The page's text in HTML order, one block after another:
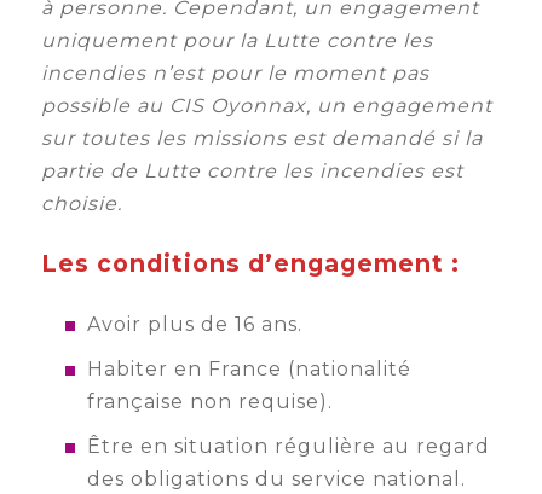
à personne. Cependant, un engagement
uniquement pour la Lutte contre les
incendies n’est pour le moment pas
possible au CIS Oyonnax, un engagement
sur toutes les missions est demandé si la
partie de Lutte contre les incendies est
choisie.
Les conditions d’engagement :
Avoir plus de 16 ans.
Habiter en France (nationalité
française non requise).
Être en situation régulière au regard
des obligations du service national.